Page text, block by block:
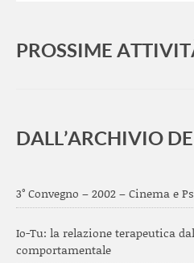
PROSSIME
DALL’ARCHIVIO
3° Convegno – 2002 – Cinema e
Io-Tu: la relazione terapeutica
comportamentale